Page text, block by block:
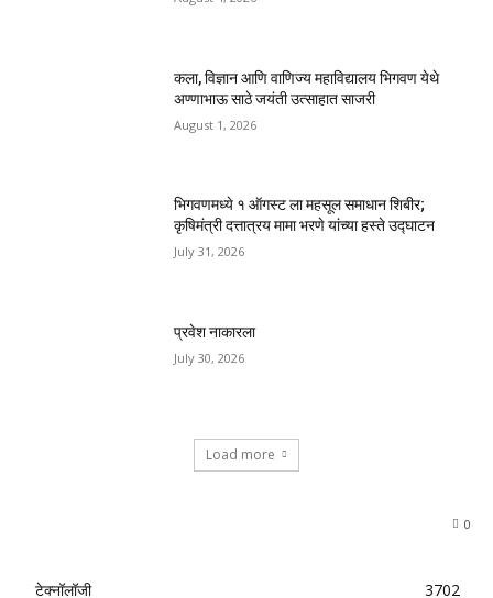
कला, विज्ञान आणि वाणिज्य महाविद्यालय भिगवण येथे
अण्णाभाऊ साठे जयंती उत्साहात साजरी
August 1, 2026
भिगवणमध्ये १ ऑगस्ट ला महसूल समाधान शिबीर;
कृषिमंत्री दत्तात्रय मामा भरणे यांच्या हस्ते उद्घाटन
July 31, 2026
प्रवेश नाकारला
July 30, 2026
Load more
0
टेक्नॉलॉजी 3702